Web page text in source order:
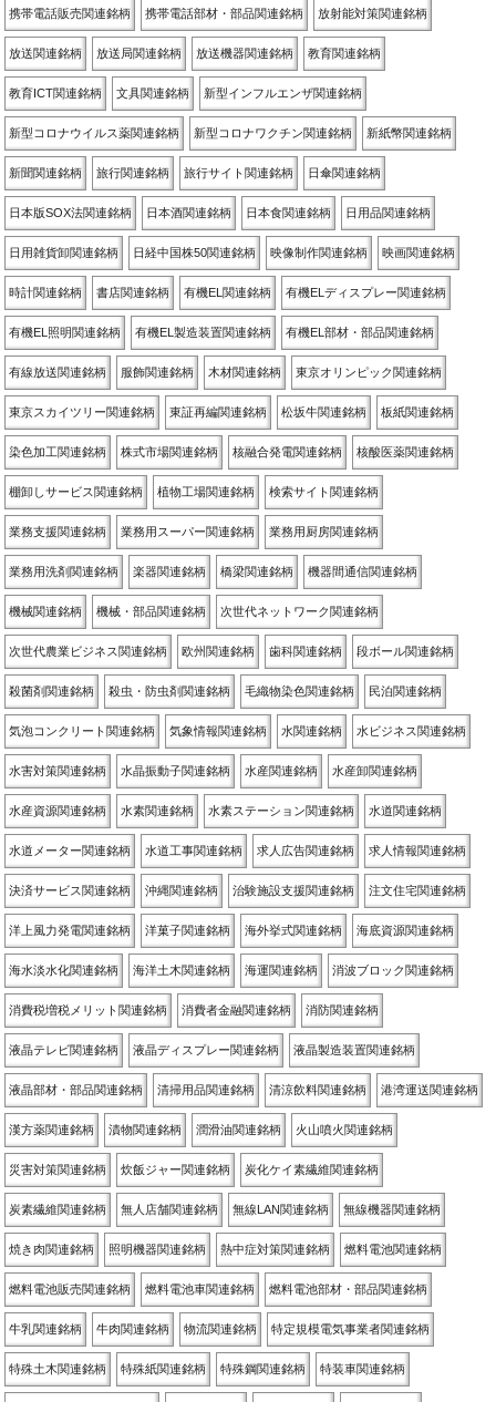
携帯電話販売関連銘柄 携帯電話部材・部品関連銘柄 放射能対策関連銘柄
放送関連銘柄 放送局関連銘柄 放送機器関連銘柄 教育関連銘柄
教育ICT関連銘柄 文具関連銘柄 新型インフルエンザ関連銘柄
新型コロナウイルス薬関連銘柄 新型コロナワクチン関連銘柄 新紙幣関連銘柄
新聞関連銘柄 旅行関連銘柄 旅行サイト関連銘柄 日傘関連銘柄
日本版SOX法関連銘柄 日本酒関連銘柄 日本食関連銘柄 日用品関連銘柄
日用雑貨卸関連銘柄 日経中国株50関連銘柄 映像制作関連銘柄 映画関連銘柄
時計関連銘柄 書店関連銘柄 有機EL関連銘柄 有機ELディスプレー関連銘柄
有機EL照明関連銘柄 有機EL製造装置関連銘柄 有機EL部材・部品関連銘柄
有線放送関連銘柄 服飾関連銘柄 木材関連銘柄 東京オリンピック関連銘柄
東京スカイツリー関連銘柄 東証再編関連銘柄 松坂牛関連銘柄 板紙関連銘柄
染色加工関連銘柄 株式市場関連銘柄 核融合発電関連銘柄 核酸医薬関連銘柄
棚卸しサービス関連銘柄 植物工場関連銘柄 検索サイト関連銘柄
業務支援関連銘柄 業務用スーパー関連銘柄 業務用厨房関連銘柄
業務用洗剤関連銘柄 楽器関連銘柄 橋梁関連銘柄 機器間通信関連銘柄
機械関連銘柄 機械・部品関連銘柄 次世代ネットワーク関連銘柄
次世代農業ビジネス関連銘柄 欧州関連銘柄 歯科関連銘柄 段ボール関連銘柄
殺菌剤関連銘柄 殺虫・防虫剤関連銘柄 毛織物染色関連銘柄 民泊関連銘柄
気泡コンクリート関連銘柄 気象情報関連銘柄 水関連銘柄 水ビジネス関連銘柄
水害対策関連銘柄 水晶振動子関連銘柄 水産関連銘柄 水産卸関連銘柄
水産資源関連銘柄 水素関連銘柄 水素ステーション関連銘柄 水道関連銘柄
水道メーター関連銘柄 水道工事関連銘柄 求人広告関連銘柄 求人情報関連銘柄
決済サービス関連銘柄 沖縄関連銘柄 治験施設支援関連銘柄 注文住宅関連銘柄
洋上風力発電関連銘柄 洋菓子関連銘柄 海外挙式関連銘柄 海底資源関連銘柄
海水淡水化関連銘柄 海洋土木関連銘柄 海運関連銘柄 消波ブロック関連銘柄
消費税増税メリット関連銘柄 消費者金融関連銘柄 消防関連銘柄
液晶テレビ関連銘柄 液晶ディスプレー関連銘柄 液晶製造装置関連銘柄
液晶部材・部品関連銘柄 清掃用品関連銘柄 清涼飲料関連銘柄 港湾運送関連銘柄
漢方薬関連銘柄 漬物関連銘柄 潤滑油関連銘柄 火山噴火関連銘柄
災害対策関連銘柄 炊飯ジャー関連銘柄 炭化ケイ素繊維関連銘柄
炭素繊維関連銘柄 無人店舗関連銘柄 無線LAN関連銘柄 無線機器関連銘柄
焼き肉関連銘柄 照明機器関連銘柄 熱中症対策関連銘柄 燃料電池関連銘柄
燃料電池販売関連銘柄 燃料電池車関連銘柄 燃料電池部材・部品関連銘柄
牛乳関連銘柄 牛肉関連銘柄 物流関連銘柄 特定規模電気事業者関連銘柄
特殊土木関連銘柄 特殊紙関連銘柄 特殊鋼関連銘柄 特装車関連銘柄